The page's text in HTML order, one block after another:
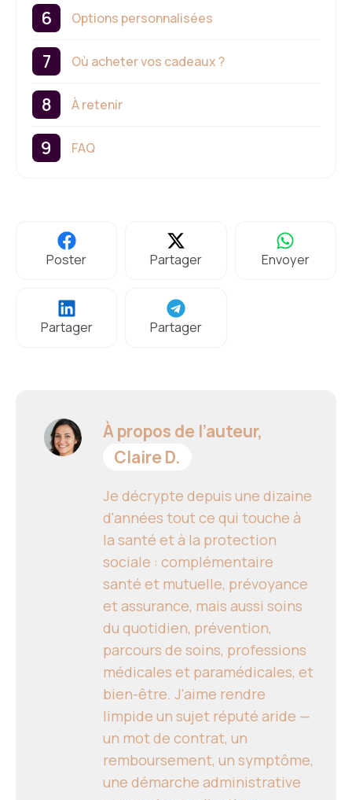
Options personnalisées
Où acheter vos cadeaux ?
À retenir
FAQ
Poster Partager Envoyer
Partager Partager
À propos de l’auteur,
Claire D.
Je décrypte depuis une dizaine
d'années tout ce qui touche à
la santé et à la protection
sociale : complémentaire
santé et mutuelle, prévoyance
et assurance, mais aussi soins
du quotidien, prévention,
parcours de soins, professions
médicales et paramédicales, et
bien-être. J'aime rendre
limpide un sujet réputé aride —
un mot de contrat, un
remboursement, un symptôme,
une démarche administrative